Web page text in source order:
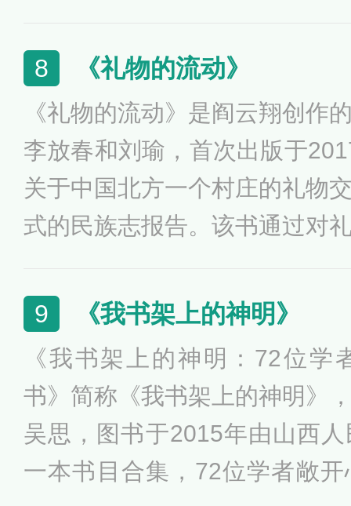
章。书中文章观点鲜明，可读
得的博文选集。
8 《礼物的流动》
《礼物的流动》是阎云翔创作
李放春和刘瑜，首次出版于
关于中国北方一个村庄的礼物
式的民族志报告。该书通过对
社会关系结构的途径。
9 《我书架上的神明》
《我书架上的神明：72位学
书》简称《我书架上的神明》
吴思，图书于2015年由山西
一本书目合集，72位学者敞